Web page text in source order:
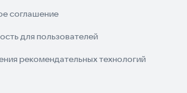
соглашение
для пользователей
рекомендательных технологий